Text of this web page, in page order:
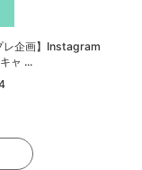
レ企画】Instagram
ャ ...